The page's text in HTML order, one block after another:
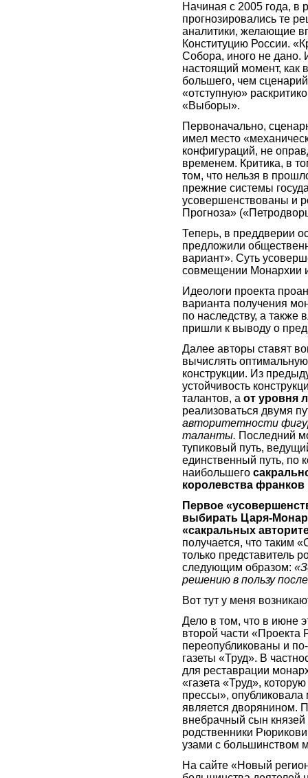
Начиная с 2005 года, в
прогнозировались те
аналитики, желающие
Конституцию России.
Собора, иного не
настоящий момент, как
большего, чем
«отступную»
«Выборы».
Первоначально,
имел место
конфигураций, не
временем. Критика, в
том, что нельзя в
прежние системы
усовершенствованы и
Прогноза»
Теперь, в преддверии
предложили
вариант». Суть
совмещении Монархии
Идеологи проекта
варианта получения
по наследству, а
пришли к выводу о
Далее авторы ставят
вычислять
конструкции. Из
устойчивость
талантов, а от уровня
реализоваться двумя
авторитетности
таланты. Последний
тупиковый путь,
единственный путь, по
наибольшего
королевства
Первое
выбирать Царя-
«сакральных
получается, что таким
только представитель
следующим образом:
решению в пользу
Вот тут у меня
Дело в том, что в июне
второй части
переопубликованы и
газеты «Труд». В
для реставрации
«газета «Труд»,
прессы», опубликовала
является дворянином.
внебрачный сын
родственники
узами с большинством
На сайте «Новый